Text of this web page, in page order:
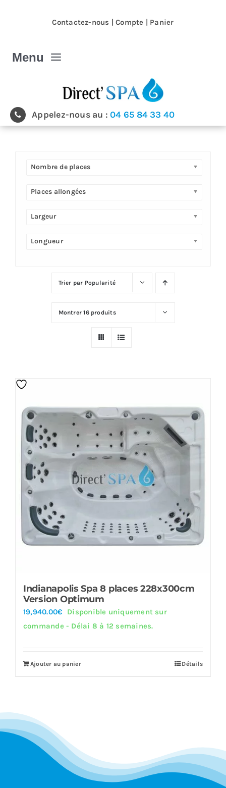
Appelez-nous au :04 65 84 33 40
Contactez-nous |Compte | Panier
Menu
Nos magasins
Spa de nage
Produits & accessoires
Nombre de places
Places allongées
Largeur
Longueur
Trier par Popularité
Montrer16 produits
Indianapolis Spa 8 places 228x300cm
Version Optimum
19,940.00€
Disponible uniquement sur
commande - Délai 8 à 12 semaines.
Ajouter au panier Détails